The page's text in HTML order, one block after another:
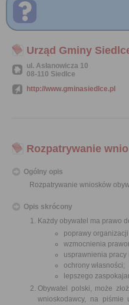
Urząd Gminy
ul. Asłanowicza 10
08-110 Siedlce
http://www.gminasiedlce.pl
Rozpatrywanie
Ogólny opis
Rozpatrywanie wniosków
Opis skrócony
Każdy obywatel ma prawo
poprawy
wzmocnienia
usprawnienia
ochrony własności;
lepszego
Obywatel polski, może
wnioskodawcy, na piśmie